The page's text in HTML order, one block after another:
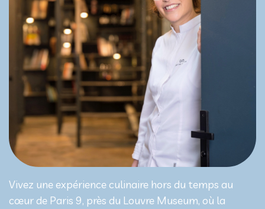
Vivez une expérience culinaire hors du temps au
cœur de Paris 9, près du Louvre Museum, où la